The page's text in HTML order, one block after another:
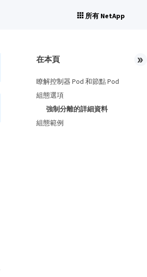
所有 NetApp
在本頁
瞭解控制器 Pod 和節點 Pod
組態選項
強制分離的詳細資料
組態範例